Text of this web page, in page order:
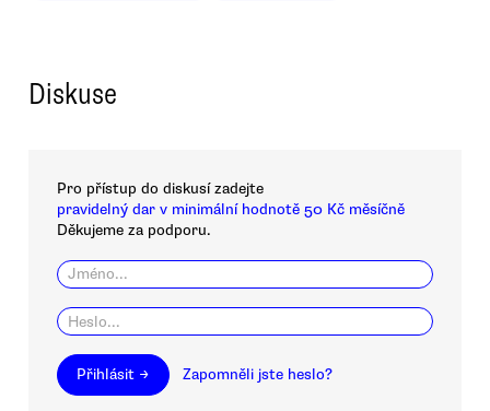
Diskuse
Pro přístup do diskusí zadejte
pravidelný dar v minimální hodnotě 50 Kč měsíčně
Děkujeme za podporu.
Přihlásit → Zapomněli jste heslo?